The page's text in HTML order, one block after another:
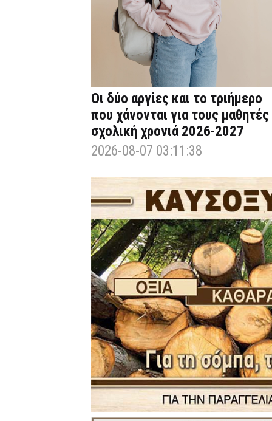
Οι δύο αργίες και το τριήμερο
που χάνονται για τους μαθητές
σχολική χρονιά 2026-2027
2026-08-07 03:11:38